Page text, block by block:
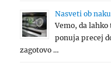
Nasveti ob
Vemo, da
ponuja precej
zagotovo …